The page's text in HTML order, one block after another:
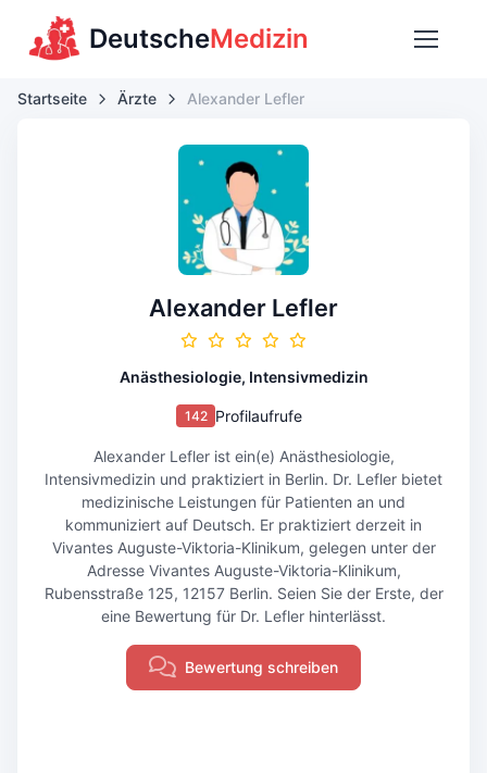
DeutscheMedizin
Startseite Ärzte Alexander Lefler
Alexander Lefler
Anästhesiologie, Intensivmedizin
142 Profilaufrufe
Alexander Lefler ist ein(e) Anästhesiologie,
Intensivmedizin und praktiziert in Berlin. Dr. Lefler bietet
medizinische Leistungen für Patienten an und
kommuniziert auf Deutsch. Er praktiziert derzeit in
Vivantes Auguste-Viktoria-Klinikum, gelegen unter der
Adresse Vivantes Auguste-Viktoria-Klinikum,
Rubensstraße 125, 12157 Berlin. Seien Sie der Erste, der
eine Bewertung für Dr. Lefler hinterlässt.
Bewertung schreiben